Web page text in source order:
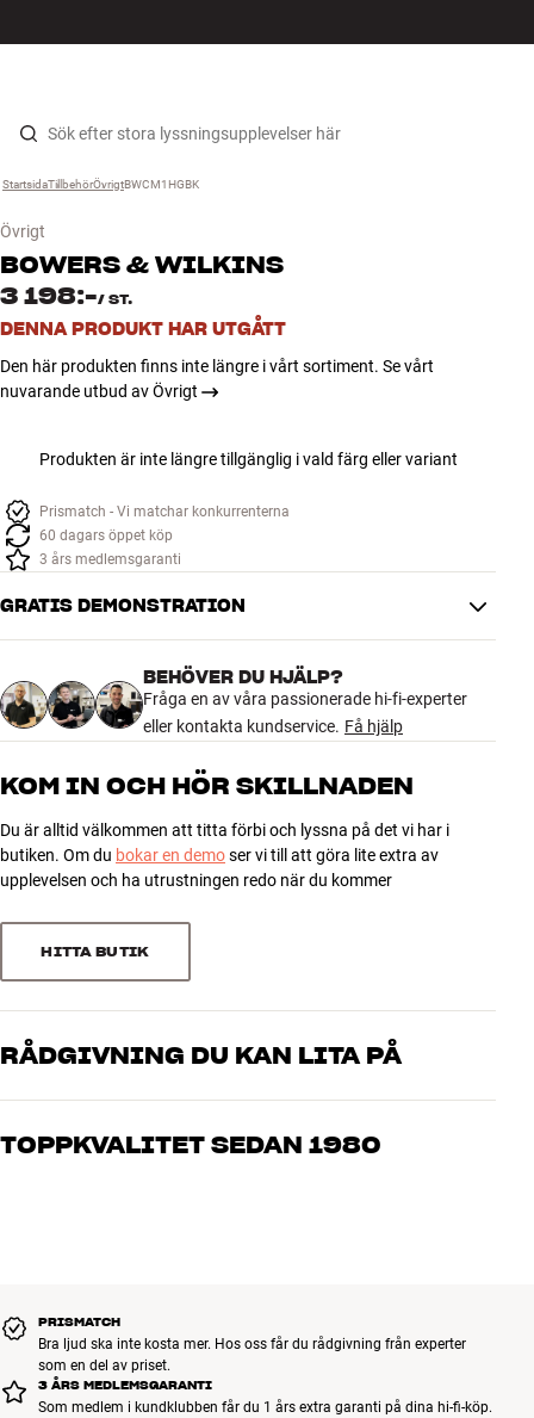
Hopp til innhold
Högtalare
Hörlurar
Surround
TV
Tillbehör
INSPIRATION
MÄRKEN
NYHETER
ERBJUDANDEN
Hitta Butik
Kundtjänst
Bygg med ljud
Företag
Startsida ›
Tillbehör ›
Övrigt ›
BWCM1HGBK
Övrigt
BOWERS & WILKINS
3 198:-/ ST.
DENNA PRODUKT HAR UTGÅTT
Den här produkten finns inte längre i vårt sortiment. Se vårt
nuvarande utbud av Övrigt
Produkten är inte längre tillgänglig i vald färg eller variant
Prismatch - Vi matchar konkurrenterna
60 dagars öppet köp
3 års medlemsgaranti
GRATIS DEMONSTRATION
BEHÖVER DU HJÄLP?
Fråga en av våra passionerade hi-fi-experter
eller kontakta kundservice. Få hjälp
KOM IN OCH HÖR SKILLNADEN
Du är alltid välkommen att titta förbi och lyssna på det vi har i
butiken. Om du bokar en demoser vi till att göra lite extra av
upplevelsen och ha utrustningen redo när du kommer
HITTA BUTIK
RÅDGIVNING DU KAN LITA PÅ
Våra medarbetare är riktiga entusiaster som kan produkterna och
vad du drömmer om, så hjälper vi dig att hitta den lösning som
TOPPKVALITET SEDAN 1980
PRISMATCH
Bra ljud ska inte kosta mer. Hos oss får du rådgivning från experter
som en del av priset.
3 ÅRS MEDLEMSGARANTI
Som medlem i kundklubben får du 1 års extra garanti på dina hi-fi-köp.